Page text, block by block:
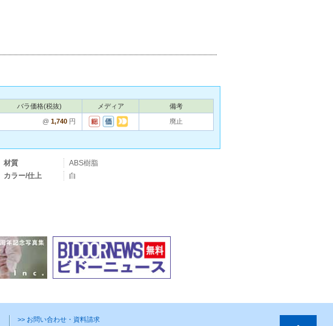
バラ価格(税抜) メディア 備考
@ 1,740 円 廃止
材質
ABS樹脂
カラー/仕上
白
>> お問い合わせ・資料請求